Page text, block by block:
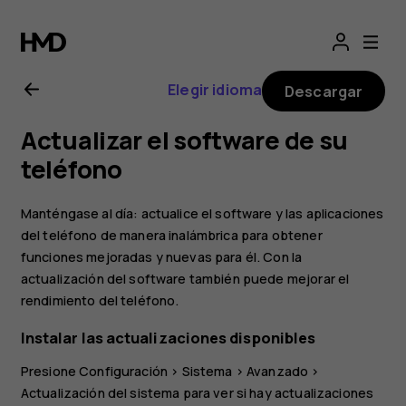
Manual
del
usuario
de
Nokia
4.2
Elegir idioma Descargar
Actualizar el software de su
teléfono
Manténgase al día: actualice el software y las aplicaciones
del teléfono de manera inalámbrica para obtener
funciones mejoradas y nuevas para él. Con la
actualización del software también puede mejorar el
rendimiento del teléfono.
Instalar las actualizaciones disponibles
PresioneConfiguración > Sistema > Avanzado >
Actualización del sistema para ver si hay actualizaciones